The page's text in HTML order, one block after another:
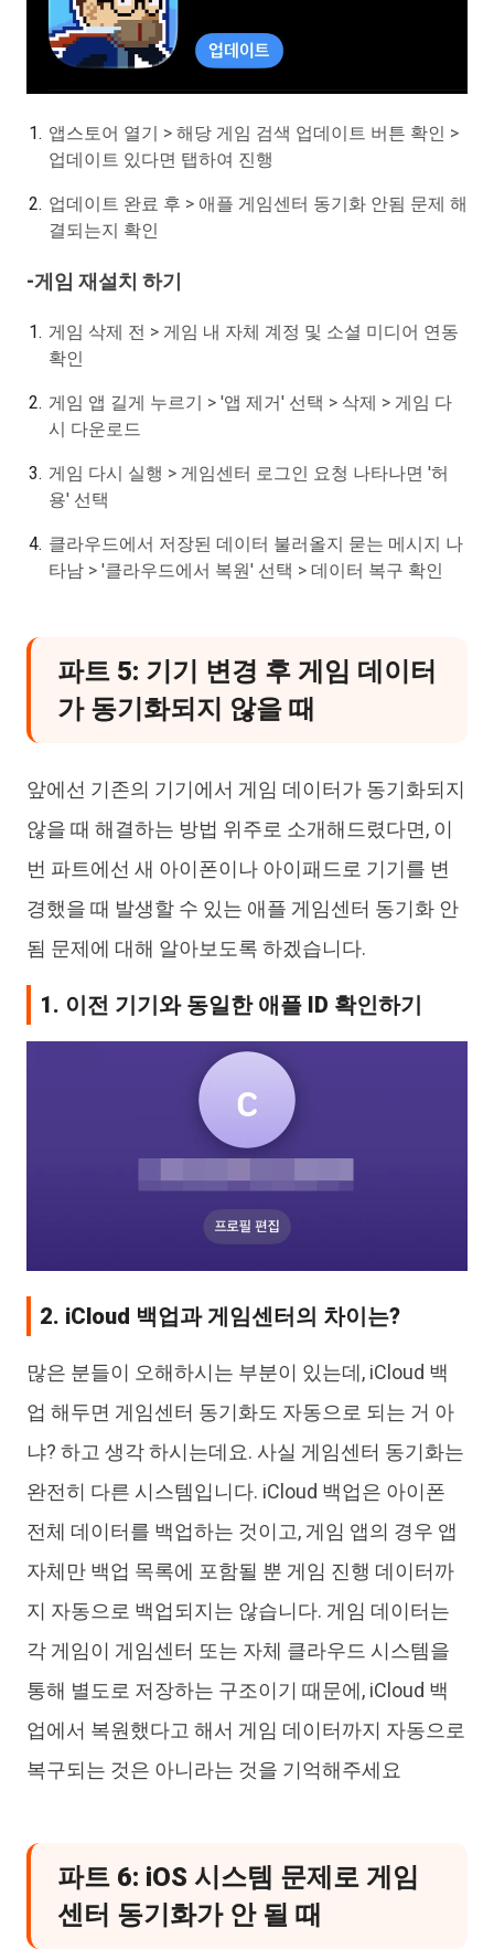
앱스토어 열기 > 해당 게임 검색 업데이트 버튼 확인 >
업데이트 있다면 탭하여 진행
업데이트 완료 후 > 애플 게임센터 동기화 안됨 문제 해
결되는지 확인
-게임 재설치 하기
게임 삭제 전 > 게임 내 자체 계정 및 소셜 미디어 연동
확인
게임 앱 길게 누르기 > '앱 제거' 선택 > 삭제 > 게임 다
시 다운로드
게임 다시 실행 > 게임센터 로그인 요청 나타나면 '허
용' 선택
클라우드에서 저장된 데이터 불러올지 묻는 메시지 나
타남 > '클라우드에서 복원' 선택 > 데이터 복구 확인
파트 5: 기기 변경 후 게임 데이터
가 동기화되지 않을 때
앞에선 기존의 기기에서 게임 데이터가 동기화되지
않을 때 해결하는 방법 위주로 소개해드렸다면, 이
번 파트에선 새 아이폰이나 아이패드로 기기를 변
경했을 때 발생할 수 있는 애플 게임센터 동기화 안
됨 문제에 대해 알아보도록 하겠습니다.
1. 이전 기기와 동일한 애플 ID 확인하기
2. iCloud 백업과 게임센터의 차이는?
많은 분들이 오해하시는 부분이 있는데, iCloud 백
업 해두면 게임센터 동기화도 자동으로 되는 거 아
냐? 하고 생각 하시는데요. 사실 게임센터 동기화는
완전히 다른 시스템입니다. iCloud 백업은 아이폰
전체 데이터를 백업하는 것이고, 게임 앱의 경우 앱
자체만 백업 목록에 포함될 뿐 게임 진행 데이터까
지 자동으로 백업되지는 않습니다. 게임 데이터는
각 게임이 게임센터 또는 자체 클라우드 시스템을
통해 별도로 저장하는 구조이기 때문에, iCloud 백
업에서 복원했다고 해서 게임 데이터까지 자동으로
복구되는 것은 아니라는 것을 기억해주세요
파트 6: iOS 시스템 문제로 게임
센터 동기화가 안 될 때